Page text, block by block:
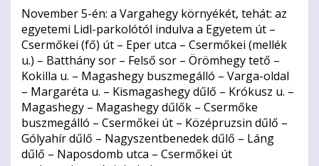
November 5-én: a Vargahegy környékét, tehát: az
egyetemi Lidl-parkolótól indulva a Egyetem út –
Csermőkei (fő) út – Eper utca – Csermőkei (mellék
u.) – Batthány sor – Felső sor – Örömhegy tető –
Kokilla u. – Magashegy buszmegálló – Varga-oldal
– Margaréta u. – Kismagashegy dűlő – Krókusz u. –
Magashegy – Magashegy dűlők – Csermőke
buszmegálló – Csermőkei út – Középruzsin dűlő –
Gólyahír dűlő – Nagyszentbenedek dűlő – Láng
dűlő – Naposdomb utca – Csermőkei út